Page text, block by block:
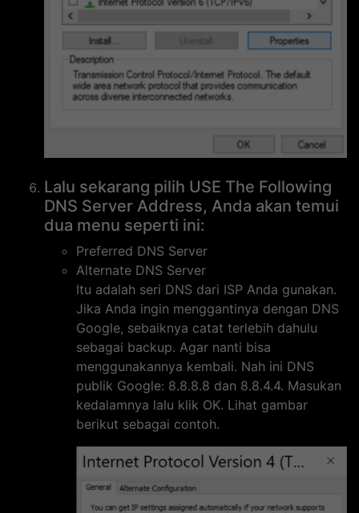
Lalu sekarang pilih USE The Following
DNS Server Address, Anda akan temui
dua menu seperti ini:
Preferred DNS Server
Alternate DNS Server
Itu adalah seri DNS dari ISP Anda gunakan.
Jika Anda ingin menggantinya dengan DNS
Google, sebaiknya catat terlebih dahulu
sebagai backup. Agar nanti bisa
menggunakannya kembali. Nah ini DNS
publik Google: 8.8.8.8 dan 8.8.4.4. Masukan
kedalamnya lalu klik OK. Lihat gambar
berikut sebagai contoh.